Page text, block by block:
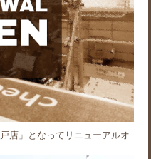
店」となってリニューアルオ